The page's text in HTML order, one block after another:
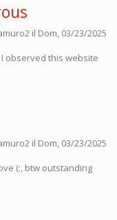
il Dom, 03/23/2025
observed this website
il Dom, 03/23/2025
(:, btw outstanding